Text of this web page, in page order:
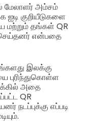
மேலாளர் அம்சம்
குறியீடுகளை
மற்றும் தங்கள் QR
செய்தனர் என்பதை
இலக்கு
புரிந்துகொள்ள
அதை
QR
நடப்புக்கு எப்படி